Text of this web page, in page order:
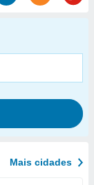
Mais cidades